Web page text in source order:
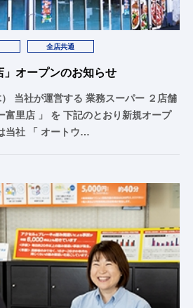
全店共通
オープンのお知らせ
当社が運営する 業務スーパー ２店舗
富里店 」 を 下記のとおり新規オープ
当社 「 オートウ…